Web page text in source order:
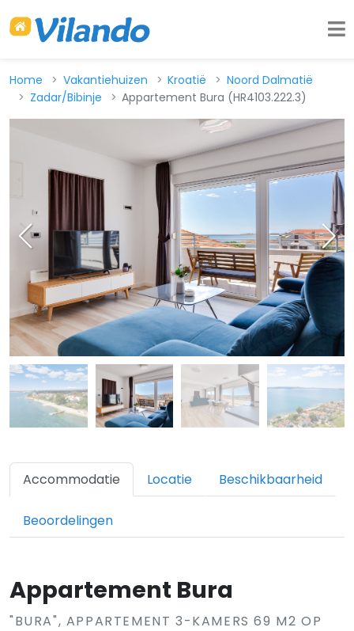
Home Vakantiehuizen Kroatië
Noord Dalmatië
Zadar/Bibinje
Appartement Bura (HR4103.222.3)
Accommodatie Locatie Beschikbaarheid
Beoordelingen
Appartement Bura
"BURA", APPARTEMENT 3-KAMERS 69 M2 OP